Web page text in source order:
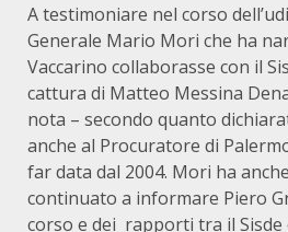
A testimoniare nel corso
Generale Mario Mori che ha
Vaccarino collaborasse con il
cattura di Matteo Messina
nota – secondo quanto
anche al Procuratore di
far data dal 2004. Mori ha
continuato a informare Piero
corso e dei rapporti tra il Sisde